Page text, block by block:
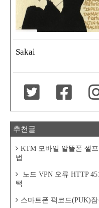
Sakai
추천글
KTM 모바일 알뜰폰 셀
법
노드 VPN 오류 HTTP
택
스마트폰 퍽코드(PUK)